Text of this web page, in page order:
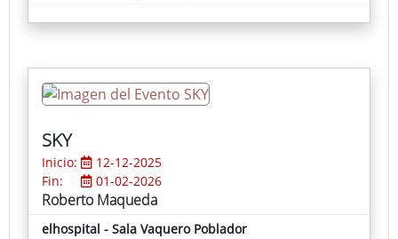
SKY
Inicio:
12-12-2025
Fin:
01-02-2026
Roberto Maqueda
elhospital - Sala Vaquero Poblador